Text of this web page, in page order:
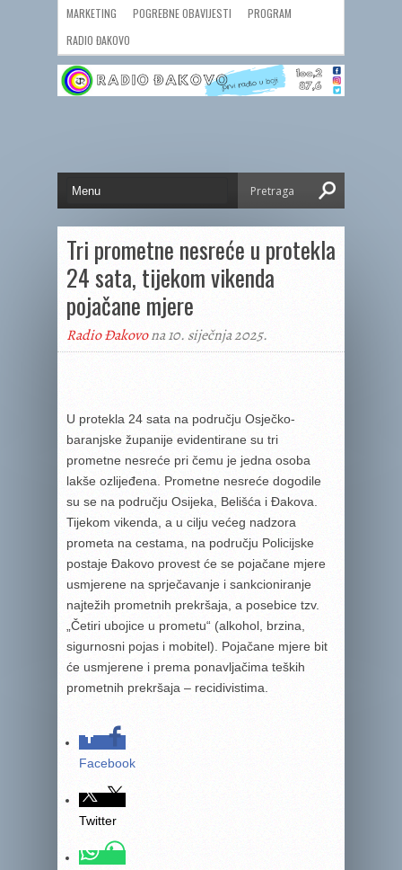
MARKETING POGREBNE OBAVIJESTI
PROGRAM
RADIO ĐAKOVO
Tri prometne nesreće u protekla
24 sata, tijekom vikenda
pojačane mjere
Radio Đakovona 10. siječnja 2025.
U protekla 24 sata na području Osječko-
baranjske županije evidentirane su tri
prometne nesreće pri čemu je jedna osoba
lakše ozlijeđena. Prometne nesreće dogodile
su se na području Osijeka, Belišća i Đakova.
Tijekom vikenda, a u cilju većeg nadzora
prometa na cestama, na području Policijske
postaje Đakovo provest će se pojačane mjere
usmjerene na sprječavanje i sankcioniranje
najtežih prometnih prekršaja, a posebice tzv.
„Četiri ubojice u prometu“ (alkohol, brzina,
sigurnosni pojas i mobitel). Pojačane mjere bit
će usmjerene i prema ponavljačima teških
prometnih prekršaja – recidivistima.
Facebook
Twitter